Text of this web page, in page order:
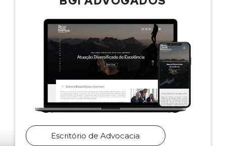
Escritório de Advocacia